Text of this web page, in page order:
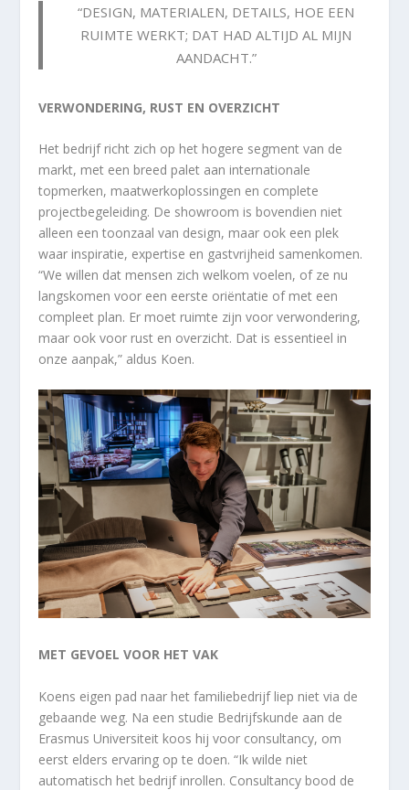
“DESIGN, MATERIALEN, DETAILS, HOE EEN
RUIMTE WERKT; DAT HAD ALTIJD AL MIJN
AANDACHT.”
VERWONDERING, RUST EN OVERZICHT
Het bedrijf richt zich op het hogere segment van de
markt, met een breed palet aan internationale
topmerken, maatwerkoplossingen en complete
projectbegeleiding. De showroom is bovendien niet
alleen een toonzaal van design, maar ook een plek
waar inspiratie, expertise en gastvrijheid samenkomen.
“We willen dat mensen zich welkom voelen, of ze nu
langskomen voor een eerste oriëntatie of met een
compleet plan. Er moet ruimte zijn voor verwondering,
maar ook voor rust en overzicht. Dat is essentieel in
onze aanpak,” aldus Koen.
MET GEVOEL VOOR HET VAK
Koens eigen pad naar het familiebedrijf liep niet via de
gebaande weg. Na een studie Bedrijfskunde aan de
Erasmus Universiteit koos hij voor consultancy, om
eerst elders ervaring op te doen. “Ik wilde niet
automatisch het bedrijf inrollen. Consultancy bood de